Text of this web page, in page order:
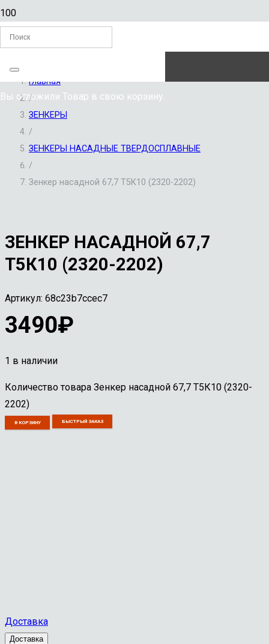
ЗАКАЗАТЬ ЗВОНОК
Вы отложили Товар в свою корзину.
Главная
/
ЗЕНКЕРЫ
/
ЗЕНКЕРЫ НАСАДНЫЕ ТВЕРДОСПЛАВНЫЕ
/
Зенкер насадной 67,7 Т5К10 (2320-2202)
ЗЕНКЕР НАСАДНОЙ 67,7
Т5К10 (2320-2202)
Артикул: 68c23b7ccec7
3490₽
1 в наличии
Количество товара Зенкер насадной 67,7 Т5К10 (2320-
2202)
В КОРЗИНУ БЫСТРЫЙ ЗАКАЗ
Доставка
Доставка